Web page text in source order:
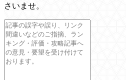
さいませ。